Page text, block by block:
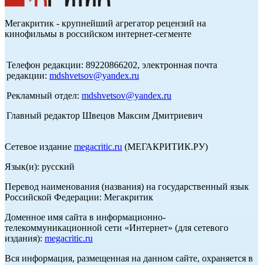
Мегакритик - крупнейший агрегатор рецензий на
кинофильмы в российском интернет-сегменте
Телефон редакции: 89220866202, электронная почта
редакции: mdshvetsov@yandex.ru
Рекламный отдел: mdshvetsov@yandex.ru
Главный редактор Швецов Максим Дмитриевич
Сетевое издание megacritic.ru (МЕГАКРИТИК.РУ)
Язык(и): русский
Перевод наименования (названия) на государственный язык
Российской Федерации: Мегакритик
Доменное имя сайта в информационно-
телекоммуникационной сети «Интернет» (для сетевого
издания): megacritic.ru
Вся информация, размещенная на данном сайте, охраняется в